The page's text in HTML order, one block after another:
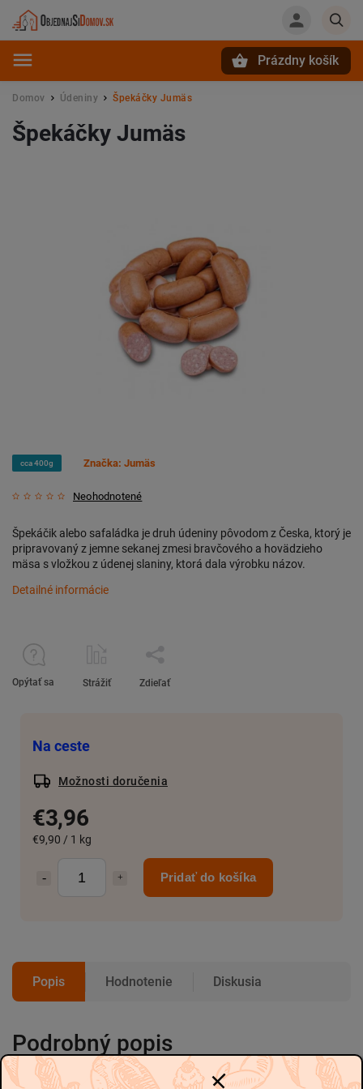
Hľadať
Prázdny košík
Domov / Údeniny / Špekáčky Jumäs
Špekáčky Jumäs
cca 400g
Neohodnotené
Značka: Jumäs
€3,96
€9,90 / 1 kg
Pridať do košíka
Na ceste
Možnosti doručenia
Špekáčik alebo safaládka je druh údeniny pôvodom z Česka, ktorý je
pripravovaný z jemne sekanej zmesi bravčového a hovädzieho
mäsa s vložkou z údenej slaniny, ktorá dala výrobku názov.
Detailné informácie
Opýtať sa Strážiť Zdieľať
Popis Hodnotenie Diskusia
Podrobný popis
-
-